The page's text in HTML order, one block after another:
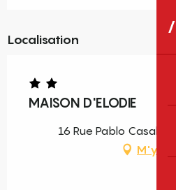
Localisation
MAISON D'ELODIE
16 Rue Pablo Casals,
M'y